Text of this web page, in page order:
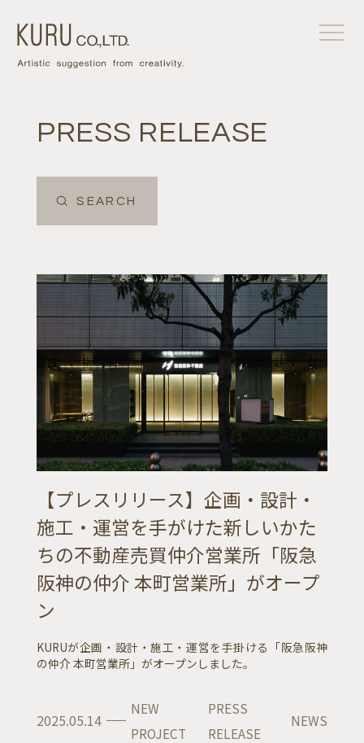
PRESS RELEASE
SEARCH
【プレスリリース】企画・設計・
施⼯・運営を⼿がけた新しいかた
ちの不動産売買仲介営業所「阪急
阪神の仲介 本町営業所」がオープ
ン
KURUが企画・設計・施工・運営を手掛ける「阪急阪神
の仲介 本町営業所」がオープンしました。
2025.05.14
NEW
PROJECT
PRESS
RELEASE
NEWS